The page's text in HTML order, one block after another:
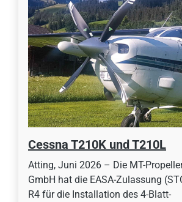
Cessna T210K und T210L
Atting, Juni 2026 – Die MT-
GmbH hat die EASA-Zulassung
R4 für die Installation des 4-Blatt-